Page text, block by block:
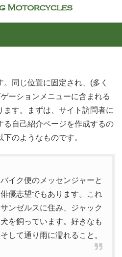
同じ位置に固定され、(多く
ーションメニューに含まれる
ます。まずは、サイト訪問者に
る自己紹介ページを作成するの
のようなものです。
イク便のメッセンジャーと
優志望でもあります。これ
ンゼルスに住み、ジャック
を飼っています。好きなも
して通り雨に濡れること。